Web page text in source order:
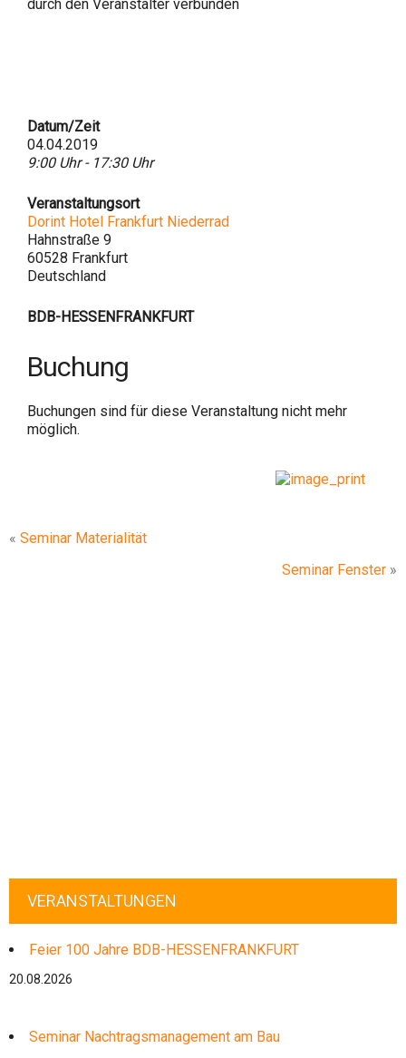
durch den Veranstalter verbunden
Datum/Zeit
04.04.2019
9:00 Uhr - 17:30 Uhr
Veranstaltungsort
Dorint Hotel Frankfurt Niederrad
Hahnstraße 9
60528 Frankfurt
Deutschland
BDB-HESSENFRANKFURT
Buchung
Buchungen sind für diese Veranstaltung nicht mehr
möglich.
« Seminar Materialität
Seminar Fenster »
VERANSTALTUNGEN
Feier 100 Jahre BDB-HESSENFRANKFURT
20.08.2026
Seminar Nachtragsmanagement am Bau